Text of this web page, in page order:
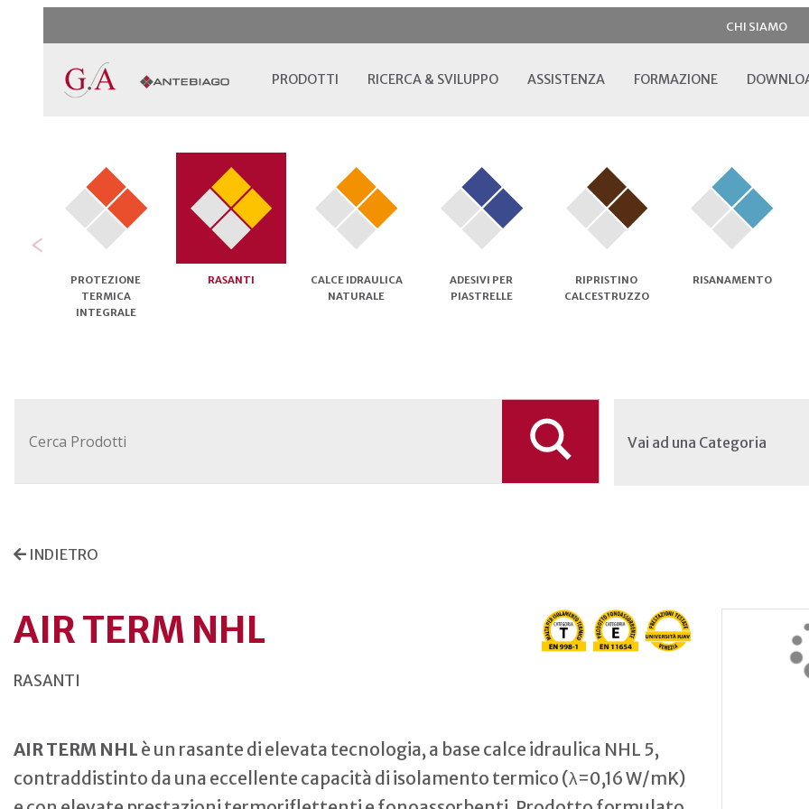
CHI SIAMO
PRODOTTI RICERCA & SVILUPPO ASSISTENZA FORMAZIONE
PROTEZIONE
TERMICA
INTEGRALE
RASANTI
CALCE IDRAULICA
NATURALE
ADESIVI PER
PIASTRELLE
RIPRISTINO
CALCESTRUZZO
RISANAMENTO
‹
Vai ad una Categoria
INDIETRO
AIR TERM NHL
RASANTI
AIR TERM NHL è un rasante di elevata tecnologia, a base calce idraulica NHL 5,
contraddistinto da una eccellente capacità di isolamento termico (λ=0,16 W/mK)